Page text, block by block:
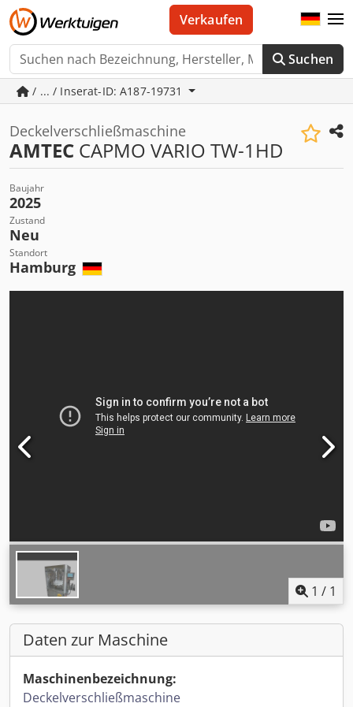
Suchen
Verkaufen
/ ... / Inserat-ID: A187-19731
Deckelverschließmaschine
AMTEC CAPMO VARIO TW-1HD
Baujahr
2025
Zustand
Neu
Standort
Hamburg
1 / 1
Daten zur Maschine
Maschinenbezeichnung:
Deckelverschließmaschine